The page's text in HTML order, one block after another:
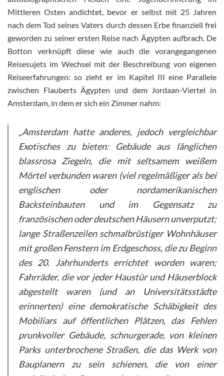
Mittleren Osten andichtet, bevor er selbst mit 25 Jahren
nach dem Tod seines Vaters durch dessen Erbe finanziell frei
geworden zu seiner ersten Reise nach Ägypten aufbrach. De
Botton verknüpft diese wie auch die vorangegangenen
Reisesujets im Wechsel mit der Beschreibung von eigenen
Reiseerfahrungen: so zieht er im Kapitel III eine Parallele
zwischen Flauberts Ägypten und dem Jordaan-Viertel in
Amsterdam, in dem er sich ein Zimmer nahm:
„Amsterdam hatte anderes, jedoch vergleichbar
Exotisches zu bieten: Gebäude aus länglichen
blassrosa Ziegeln, die mit seltsamem weißem
Mörtel verbunden waren (viel regelmäßiger als bei
englischen oder nordamerikanischen
Backsteinbauten und im Gegensatz zu
französischen oder deutschen Häusern unverputzt;
lange Straßenzeilen schmalbrüstiger Wohnhäuser
mit großen Fenstern im Erdgeschoss, die zu Beginn
des 20. Jahrhunderts errichtet worden waren;
Fahrräder, die vor jeder Haustür und Häuserblock
abgestellt waren (und an Universitätsstädte
erinnerten) eine demokratische Schäbigkeit des
Mobiliars auf öffentlichen Plätzen, das Fehlen
prunkvoller Gebäude, schnurgerade, von kleinen
Parks unterbrochene Straßen, die das Werk von
Bauplanern zu sein schienen, die von einer